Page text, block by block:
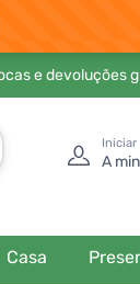
e devoluções
Iniciar
A
Casa